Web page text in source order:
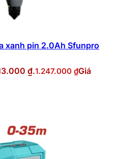
xanh pin 2.0Ah Sfunpro
₫.1.247.000 ₫Giá